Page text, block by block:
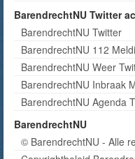
BarendrechtNU Twitter
BarendrechtNU Twitter
BarendrechtNU 112
BarendrechtNU Weer
BarendrechtNU Inbraak
BarendrechtNU Agenda
BarendrechtNU
© BarendrechtNU - Alle